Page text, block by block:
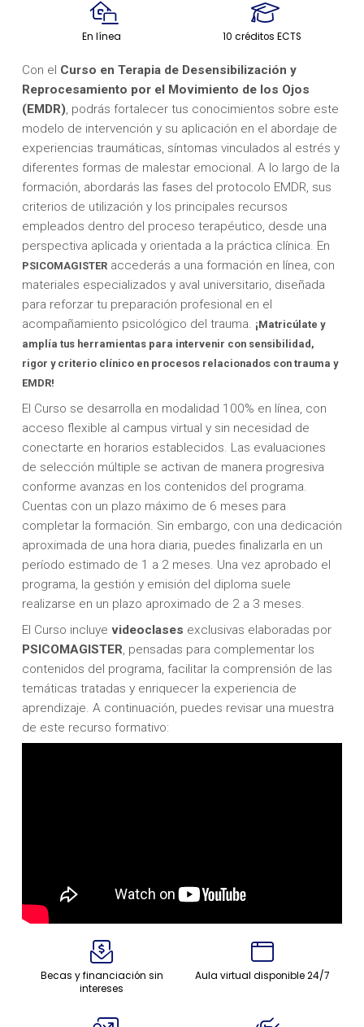
En línea 10 créditos ECTS
Con el Curso en Terapia de Desensibilización y
Reprocesamiento por el Movimiento de los Ojos
(EMDR), podrás fortalecer tus conocimientos sobre este
modelo de intervención y su aplicación en el abordaje de
experiencias traumáticas, síntomas vinculados al estrés y
diferentes formas de malestar emocional. A lo largo de la
formación, abordarás las fases del protocolo EMDR, sus
criterios de utilización y los principales recursos
empleados dentro del proceso terapéutico, desde una
perspectiva aplicada y orientada a la práctica clínica. En
PSICOMAGISTERaccederás a una formación en línea, con
materiales especializados y aval universitario, diseñada
para reforzar tu preparación profesional en el
acompañamiento psicológico del trauma. ¡Matricúlate y
amplía tus herramientas para intervenir con sensibilidad,
rigor y criterio clínico en procesos relacionados con trauma y
EMDR!
El Curso se desarrolla en modalidad 100% en línea, con
acceso flexible al campus virtual y sin necesidad de
conectarte en horarios establecidos. Las evaluaciones
de selección múltiple se activan de manera progresiva
conforme avanzas en los contenidos del programa.
Cuentas con un plazo máximo de 6 meses para
completar la formación. Sin embargo, con una dedicación
aproximada de una hora diaria, puedes finalizarla en un
período estimado de 1 a 2 meses. Una vez aprobado el
programa, la gestión y emisión del diploma suele
realizarse en un plazo aproximado de 2 a 3 meses.
El Curso incluye videoclases exclusivas elaboradas por
PSICOMAGISTER , pensadas para complementar los
contenidos del programa, facilitar la comprensión de las
temáticas tratadas y enriquecer la experiencia de
aprendizaje. A continuación, puedes revisar una muestra
de este recurso formativo:
Becas y financiación sin
intereses
Aula virtual disponible 24/7